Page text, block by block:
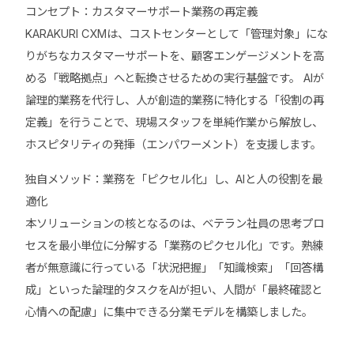
コンセプト：カスタマーサポート業務の再定義
KARAKURI CXMは、コストセンターとして「管理対象」にな
りがちなカスタマーサポートを、顧客エンゲージメントを高
める「戦略拠点」へと転換させるための実行基盤です。 AIが
論理的業務を代行し、人が創造的業務に特化する「役割の再
定義」を行うことで、現場スタッフを単純作業から解放し、
ホスピタリティの発揮（エンパワーメント）を支援します。
独自メソッド：業務を「ピクセル化」し、AIと人の役割を最
適化
本ソリューションの核となるのは、ベテラン社員の思考プロ
セスを最小単位に分解する「業務のピクセル化」です。熟練
者が無意識に行っている「状況把握」「知識検索」「回答構
成」といった論理的タスクをAIが担い、人間が「最終確認と
心情への配慮」に集中できる分業モデルを構築しました。